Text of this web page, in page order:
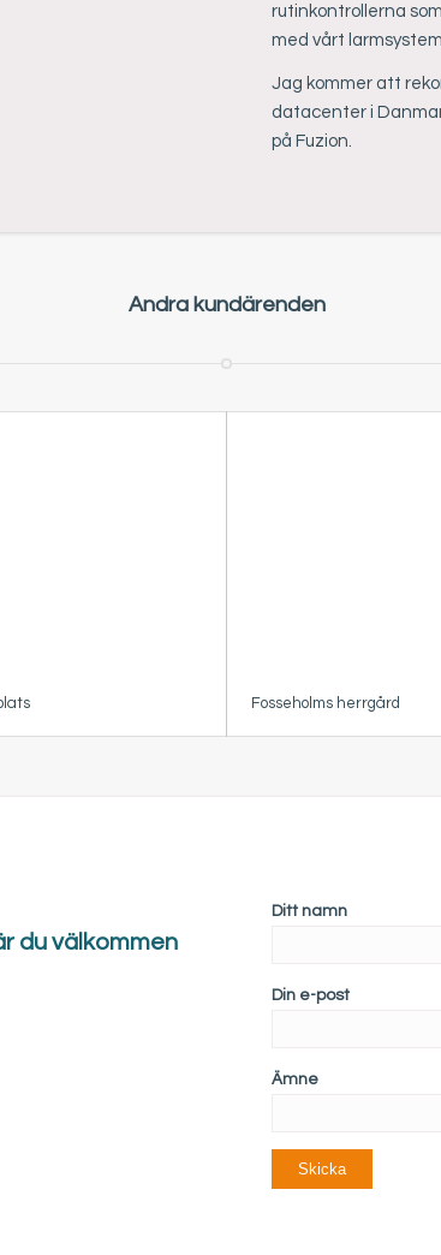
rutinkontrollerna
med vårt
Jag kommer att
datacenter i
på Fuzion.
Andra kundärenden
Fosseholms herrgård
du välkommen
Ditt namn
Din e-post
Ämne